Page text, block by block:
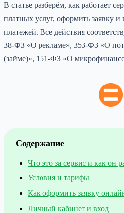
В статье разберём, как работает
платных услуг, оформить заявку и
платежей. Все действия
38-ФЗ «О рекламе», 353-ФЗ «О
(займе)», 151-ФЗ «О
Содержание
Что это за сервис и как он
Условия и тарифы
Как оформить заявку
Личный кабинет и вход